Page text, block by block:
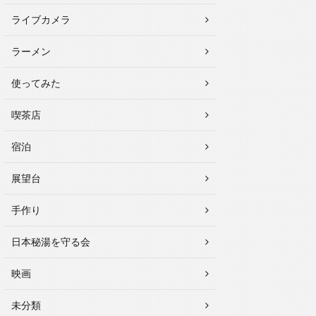
ライブカメラ
ラーメン
使ってみた
喫茶店
宿泊
展望台
手作り
日本秘湯を守る会
映画
未分類